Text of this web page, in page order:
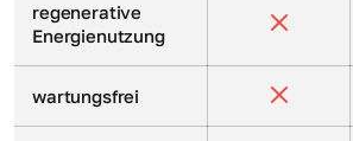
regenerative
Energienutzung
wartungsfrei